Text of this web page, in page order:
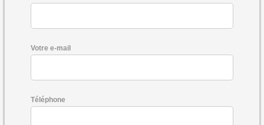
Votre e-mail
Téléphone